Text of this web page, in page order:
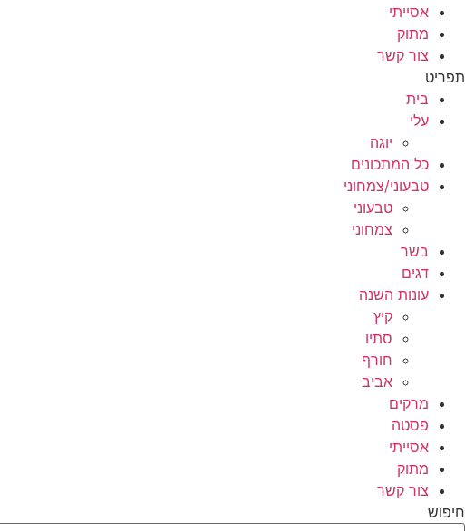
אסייתי
מתוק
צור קשר
תפריט
בית
עלי
יוגה
כל המתכונים
טבעוני/צמחוני
טבעוני
צמחוני
בשר
דגים
עונות השנה
קיץ
סתיו
חורף
אביב
מרקים
פסטה
אסייתי
מתוק
צור קשר
חיפוש